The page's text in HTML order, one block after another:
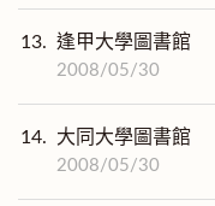
13. 逢甲大學圖書館
2008/05/30
14. 大同大學圖書館
2008/05/30